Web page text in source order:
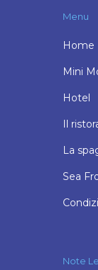
Menu
Home
Mini
Hotel
Il
La
Sea
Note